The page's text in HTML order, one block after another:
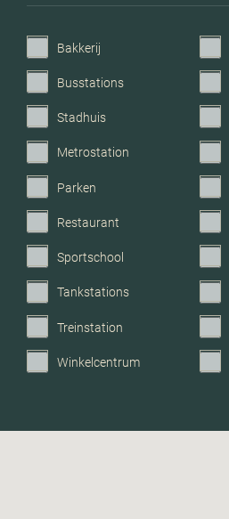
Parkeerfaciliteiten
Garage
Bakkerij
Busstations
Stadhuis
Metrostation
Parken
Restaurant
Sportschool
Tankstations
Treinstation
Winkelcentrum